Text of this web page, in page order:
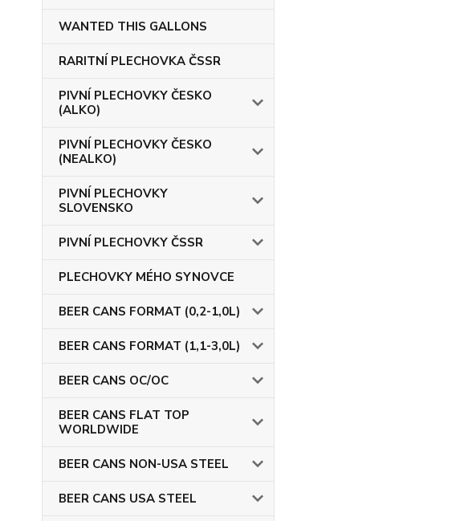
WANTED THIS GALLONS
RARITNÍ PLECHOVKA ČSSR
PIVNÍ PLECHOVKY ČESKO
(ALKO)
PIVNÍ PLECHOVKY ČESKO
(NEALKO)
PIVNÍ PLECHOVKY
SLOVENSKO
PIVNÍ PLECHOVKY ČSSR
PLECHOVKY MÉHO SYNOVCE
BEER CANS FORMAT (0,2-1,0L)
BEER CANS FORMAT (1,1-3,0L)
BEER CANS OC/OC
BEER CANS FLAT TOP
WORLDWIDE
BEER CANS NON-USA STEEL
BEER CANS USA STEEL